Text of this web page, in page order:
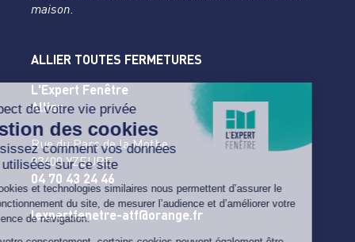
maison.
ALLIER TOUTES FERMETURES
L'Expert Fenêtre
Allier
Rue du Parc de la Mothe
03400 YZEURE
04 70 43 24 46
lexpertfenetre-atf@orange.fr